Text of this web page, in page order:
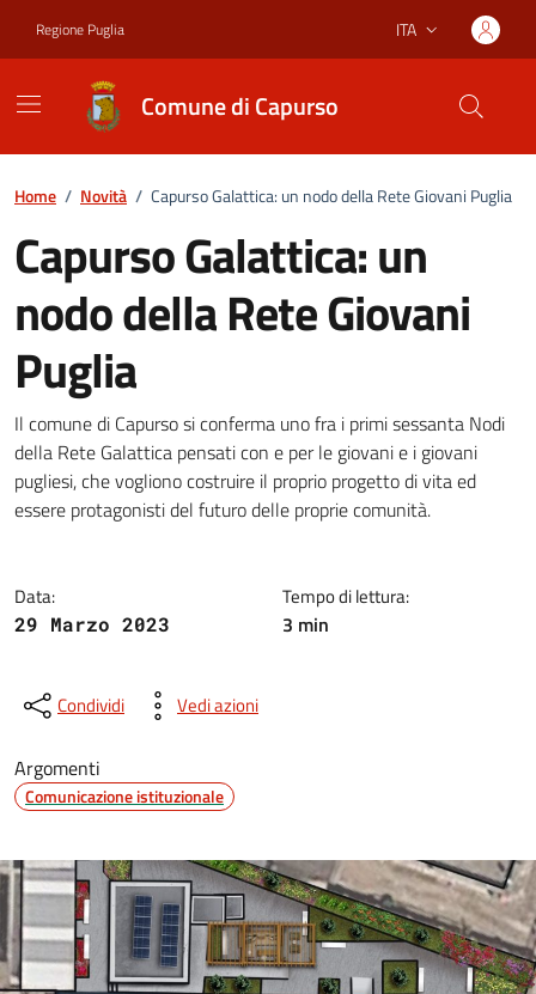
Regione Puglia Lingua attiva:
ITA
Comune di Capurso
Home / Novità / Capurso Galattica: un nodo della Rete Giovani Puglia
Capurso Galattica: un
nodo della Rete Giovani
Puglia
Dettagli della notizia
Il comune di Capurso si conferma uno fra i primi sessanta Nodi
della Rete Galattica pensati con e per le giovani e i giovani
pugliesi, che vogliono costruire il proprio progetto di vita ed
essere protagonisti del futuro delle proprie comunità.
Data:
29 Marzo 2023
Tempo di lettura:
3 min
Condividi Vedi azioni
Argomenti
Comunicazione istituzionale